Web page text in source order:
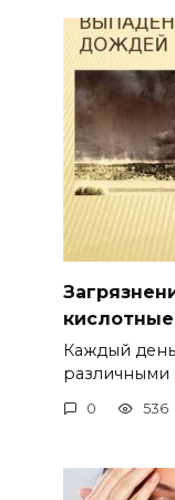
Каждый
различными
0 536